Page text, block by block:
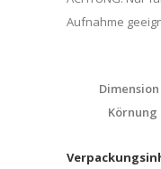
Aufnahme
Körnung